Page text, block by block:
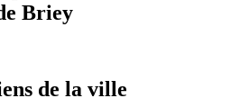
Briey
de la ville